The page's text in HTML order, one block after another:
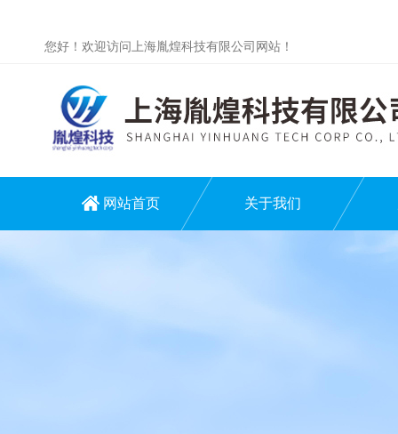
您好！欢迎访问上海胤煌科技有限公司网站！
网站首页 关于我们